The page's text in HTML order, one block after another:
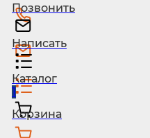
Позвонить
Написать
Каталог
1
Корзина